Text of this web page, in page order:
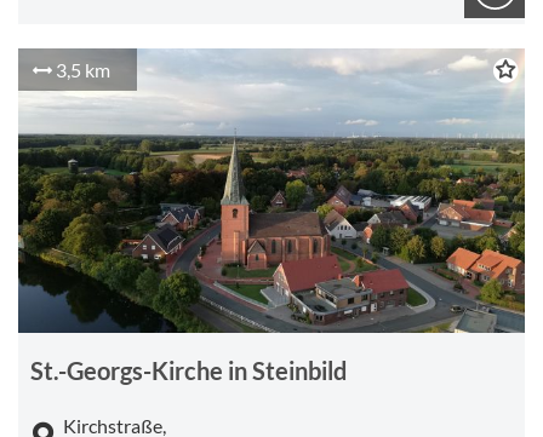
3,5 km
St.-Georgs-Kirche in Steinbild
Kirchstraße,